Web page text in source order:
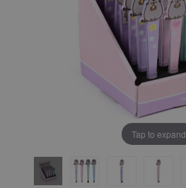
Tap to expand